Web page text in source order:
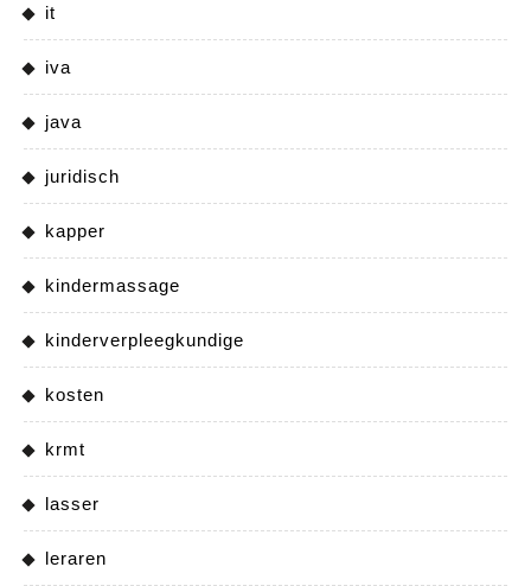
it
iva
java
juridisch
kapper
kindermassage
kinderverpleegkundige
kosten
krmt
lasser
leraren